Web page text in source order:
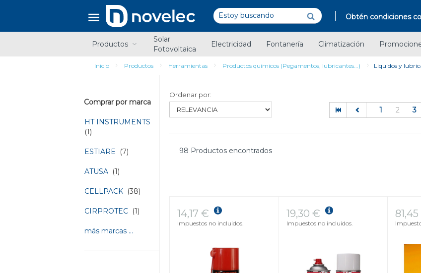
de
Obtén condiciones
Productos
Solar
Fotovoltaica
Electricidad Fontanería Climatización
Inicio Productos Herramientas Productos químicos (Pegamentos, lubricantes...) Liquidos y
Comprar por marca
HT INSTRUMENTS
(1)
ESTIARE (7)
ATUSA (1)
CELLPACK (38)
CIRPROTEC (1)
más marcas ...
Ordenar por:
1 2 3
98 Productos encontrados
14,17 €
Impuestos no incluidos.
19,30 €
Impuestos no incluidos.